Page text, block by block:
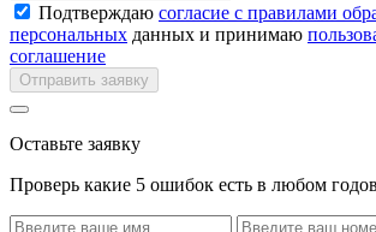
Подтверждаю согласие с правилами
персональных данных и принимаю
соглашение
Отправить заявку
Оставьте заявку
Проверь какие 5 ошибок есть в любом